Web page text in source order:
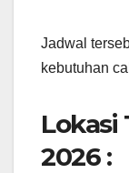
Jadwal
kebutuhan
Lokasi
2026 :